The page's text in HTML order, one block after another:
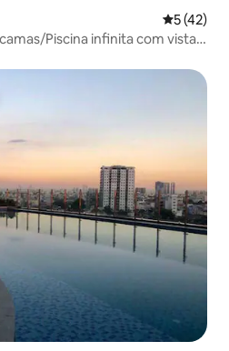
5 (42)
Piscina infinita com vista